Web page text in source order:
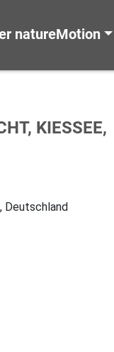
natureMotion
KIESSEE,
Deutschland